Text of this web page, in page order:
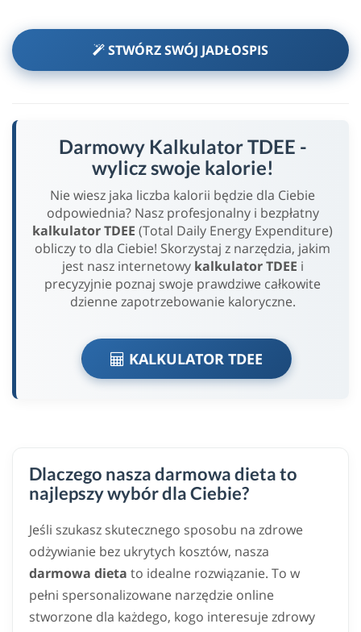
STWÓRZ SWÓJ JADŁOSPIS
Darmowy Kalkulator TDEE -
wylicz swoje kalorie!
Nie wiesz jaka liczba kalorii będzie dla Ciebie
odpowiednia? Nasz profesjonalny i bezpłatny
kalkulator TDEE (Total Daily Energy Expenditure)
obliczy to dla Ciebie! Skorzystaj z narzędzia, jakim
jest nasz internetowy kalkulator TDEE i
precyzyjnie poznaj swoje prawdziwe całkowite
dzienne zapotrzebowanie kaloryczne.
KALKULATOR TDEE
Dlaczego nasza darmowa dieta to
najlepszy wybór dla Ciebie?
Jeśli szukasz skutecznego sposobu na zdrowe
odżywianie bez ukrytych kosztów, nasza
darmowa dieta to idealne rozwiązanie. To w
pełni spersonalizowane narzędzie online
stworzone dla każdego, kogo interesuje zdrowy